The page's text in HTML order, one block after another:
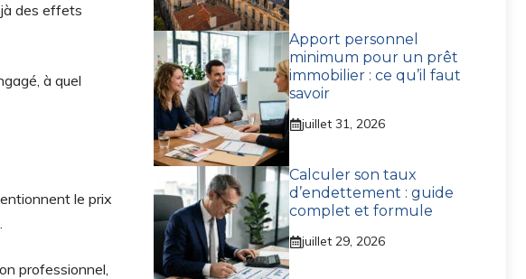
des effets
à quel
le prix
professionnel,
Apport personnel
minimum pour un prêt
immobilier : ce qu’il faut
savoir
juillet 31, 2026
Calculer son taux
d’endettement : guide
complet et formule
juillet 29, 2026